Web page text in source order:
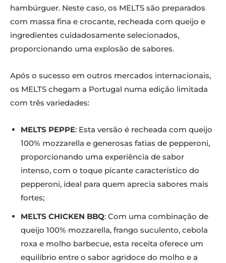
hambúrguer. Neste caso, os MELTS são preparados
com massa fina e crocante, recheada com queijo e
ingredientes cuidadosamente selecionados,
proporcionando uma explosão de sabores.
Após o sucesso em outros mercados internacionais,
os MELTS chegam a Portugal numa edição limitada
com três variedades:
MELTS PEPPE: Esta versão é recheada com queijo
100% mozzarella e generosas fatias de pepperoni,
proporcionando uma experiência de sabor
intenso, com o toque picante característico do
pepperoni, ideal para quem aprecia sabores mais
fortes;
MELTS CHICKEN BBQ: Com uma combinação de
queijo 100% mozzarella, frango suculento, cebola
roxa e molho barbecue, esta receita oferece um
equilíbrio entre o sabor agridoce do molho e a